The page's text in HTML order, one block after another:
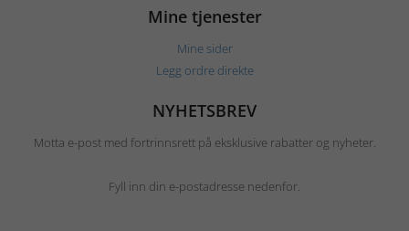
Mine tjenester
Mine sider
Legg ordre direkte
NYHETSBREV
Motta e-post med fortrinnsrett på eksklusive rabatter og nyheter.
Fyll inn din e-postadresse nedenfor.